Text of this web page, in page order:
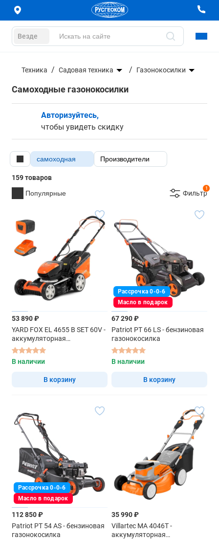
Везде
Техника Садовая техника Газонокосилки
Самоходные газонокосилки
Авторизуйтесь,
чтобы увидеть скидку
cамоходная Производители
159 товаров
Популярные
1
Фильтр
53 890 ₽
YARD FOX EL 4655 B SET 60V -
аккумуляторная
газонокосилка самоходная
В наличии
В корзину
Рассрочка 0-0-6
Масло в подарок
67 290 ₽
Patriot PT 66 LS - бензиновая
газонокосилка
В наличии
В корзину
Рассрочка 0-0-6
Масло в подарок
112 850 ₽
Patriot PT 54 AS - бензиновая
газонокосилка
35 990 ₽
Villartec MA 4046T -
аккумуляторная